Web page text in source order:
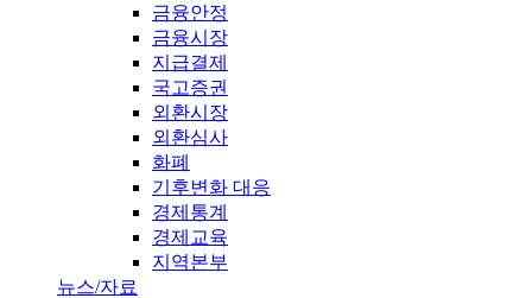
금융안정
금융시장
지급결제
국고증권
외환시장
외환심사
화폐
기후변화 대응
경제통계
경제교육
지역본부
뉴스/자료